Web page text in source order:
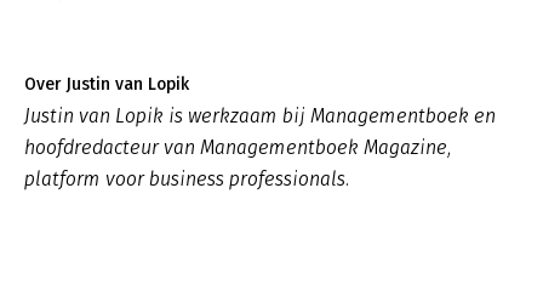
Over Justin van Lopik
Justin van Lopik is werkzaam bij Managementboek en
hoofdredacteur van Managementboek Magazine,
platform voor business professionals.